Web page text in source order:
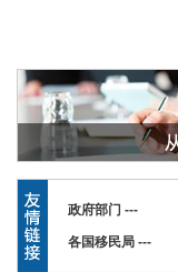
政府部门 ---
各国移民局 ---